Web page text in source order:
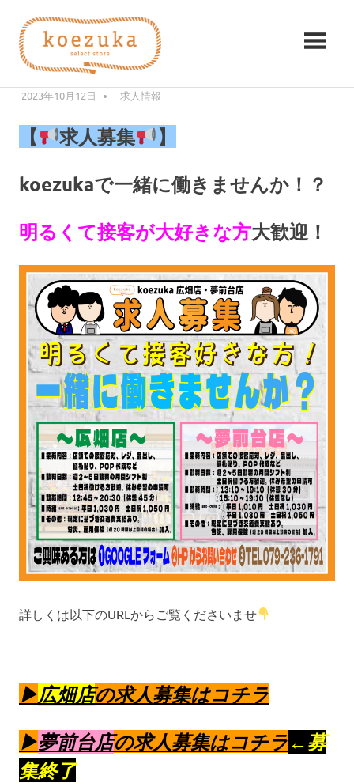
ツ
koezuka（こ
か）
つ
る
シ
ワ
セ。
【求人募集】明るくて接客大好きな
方！
2023年10月12日 編集者
求人情報
【 求人募集
】
koezukaで一緒に働きませんか！？
明るくて接客が大好きな方大歓迎！
詳しくは以下のURLからご覧くださいませ
▶︎広畑店の求人募集はコチラ
▶︎夢前台店の求人募集はコチラ ←募
集終了